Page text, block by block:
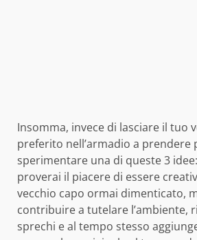
Insomma, invece di lasciare il tuo
preferito nell’armadio a prendere
sperimentare una di queste 3
proverai il piacere di essere
vecchio capo ormai dimenticato,
contribuire a tutelare l’ambiente,
sprechi e al tempo stesso